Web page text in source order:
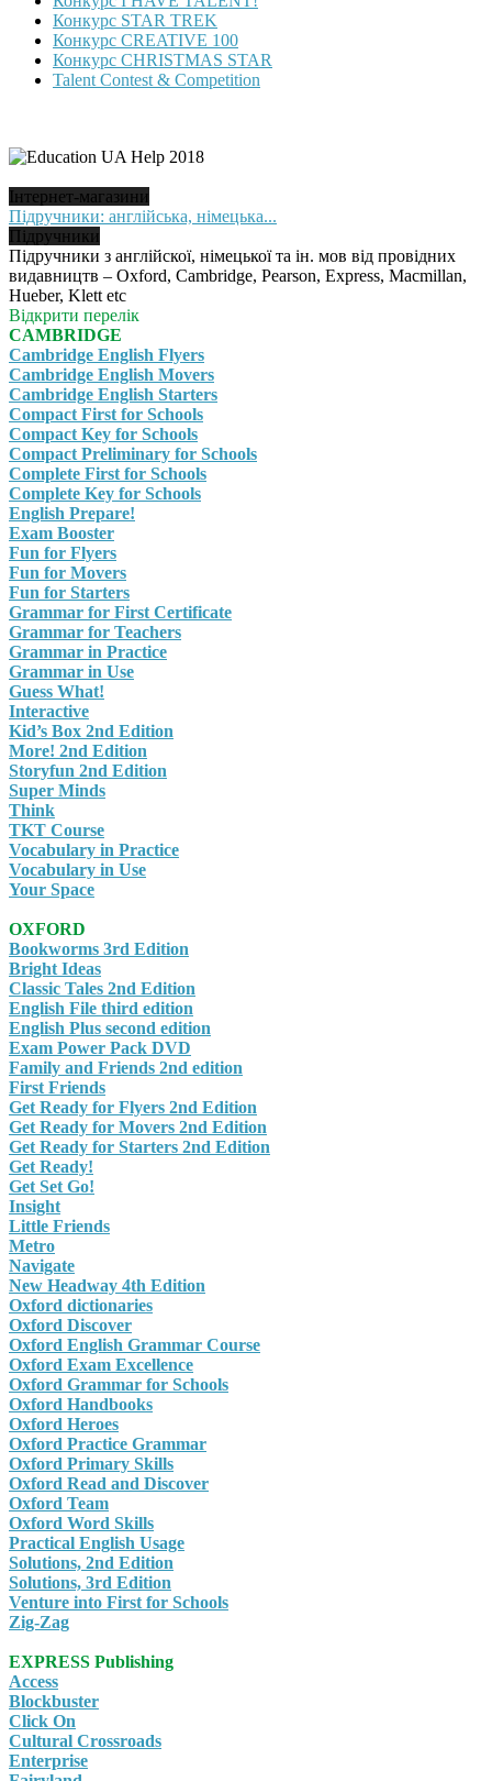
Конкурс STAR TREK
Конкурс CREATIVE 100
Конкурс CHRISTMAS STAR
Talent Contest & Competition
Інтернет-магазини
Підручники: англійська, німецька...
Підручники
Підручники з англійскої, німецької та ін. мов від провідних
видавництв – Oxford, Cambridge, Pearson, Express, Macmillan,
Hueber, Klett etc
Відкрити перелік
CAMBRIDGE
Cambridge English Flyers
Cambridge English Movers
Cambridge English Starters
Compact First for Schools
Compact Key for Schools
Compact Preliminary for Schools
Complete First for Schools
Complete Key for Schools
English Prepare!
Exam Booster
Fun for Flyers
Fun for Movers
Fun for Starters
Grammar for First Certificate
Grammar for Teachers
Grammar in Practice
Grammar in Use
Guess What!
Interactive
Kid’s Box 2nd Edition
More! 2nd Edition
Storyfun 2nd Edition
Super Minds
Think
TKT Course
Vocabulary in Practice
Vocabulary in Use
Your Space
OXFORD
Bookworms 3rd Edition
Bright Ideas
Classic Tales 2nd Edition
English File third edition
English Plus second edition
Exam Power Pack DVD
Family and Friends 2nd edition
First Friends
Get Ready for Flyers 2nd Edition
Get Ready for Movers 2nd Edition
Get Ready for Starters 2nd Edition
Get Ready!
Get Set Go!
Insight
Little Friends
Metro
Navigate
New Headway 4th Edition
Oxford dictionaries
Oxford Discover
Oxford English Grammar Course
Oxford Exam Excellence
Oxford Grammar for Schools
Oxford Handbooks
Oxford Heroes
Oxford Practice Grammar
Oxford Primary Skills
Oxford Read and Discover
Oxford Team
Oxford Word Skills
Practical English Usage
Solutions, 2nd Edition
Solutions, 3rd Edition
Venture into First for Schools
Zig-Zag
EXPRESS Publishing
Access
Blockbuster
Click On
Cultural Crossroads
Enterprise